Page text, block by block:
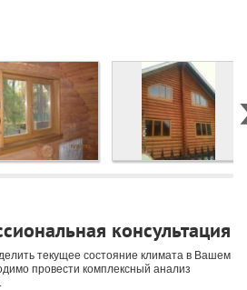
консультация
текущее состояние климата в Вашем
провести комплексный анализ